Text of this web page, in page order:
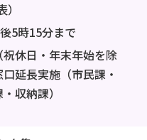
5時15分まで
休日・年末年始を除
延長実施（市民課・
収納課）